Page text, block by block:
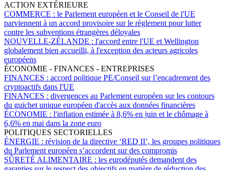
ACTION EXTÉRIEURE
COMMERCE : le Parlement européen et le Conseil de l'UE
parviennent à un accord provisoire sur le règlement pour lutter
contre les subventions étrangères déloyales
NOUVELLE-ZÉLANDE : l'accord entre l'UE et Wellington
globalement bien accueilli, à l'exception des acteurs agricoles
européens
ÉCONOMIE - FINANCES - ENTREPRISES
FINANCES : accord politique PE/Conseil sur l’encadrement des
cryptoactifs dans l'UE
FINANCES : divergences au Parlement européen sur les contours
du guichet unique européen d'accès aux données financières
ÉCONOMIE : l'inflation estimée à 8,6% en juin et le chômage à
6,6% en mai dans la zone euro
POLITIQUES SECTORIELLES
ÉNERGIE : révision de la directive ‘RED II’, les groupes politiques
du Parlement européen s’accordent sur des compromis
SÛRETÉ ALIMENTAIRE : les eurodéputés demandent des